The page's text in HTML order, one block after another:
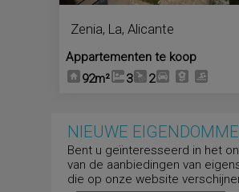
Zenia, La, Alicante
Appartementen te koop
92m²
3 2
NIEUWE
Bent u geïnteresseerd in het
van de aanbiedingen van
die op onze website